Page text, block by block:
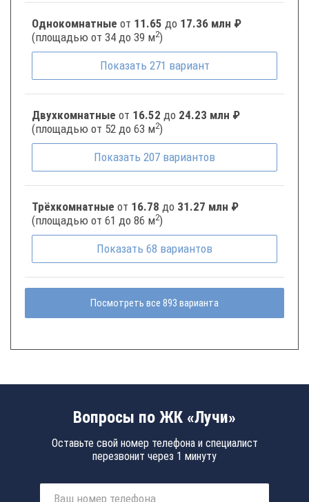
Однокомнатные от 11.65 до 17.36 млн ₽
(площадью от 34 до 39 м2)
Показать 271 вариант
Двухкомнатные от 16.52 до 24.23 млн ₽
(площадью от 52 до 63 м2)
Показать 207 вариантов
Трёхкомнатные от 16.78 до 31.27 млн ₽
(площадью от 61 до 86 м2)
Показать 68 вариантов
Посмотреть все 893 варианта
Вопросы по ЖК «Лучи»
Оставьте свой номер телефона и специалист
перезвонит через 1 минуту